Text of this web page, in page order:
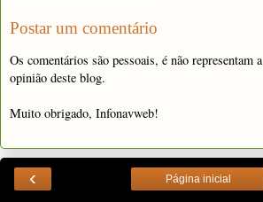
Postar um comentário
Os comentários são pessoais, é não representam a
opinião deste blog.
Muito obrigado, Infonavweb!
‹ Página inicial